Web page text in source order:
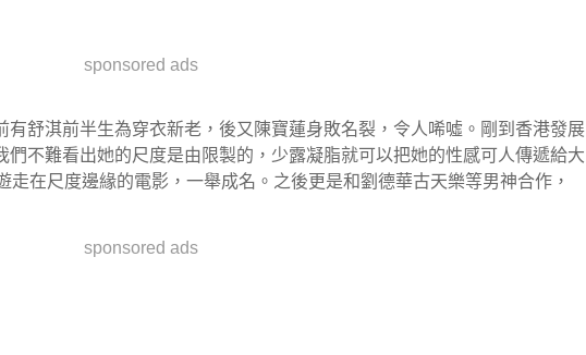
sponsored ads
有舒淇前半生為穿衣新老，後又陳寶蓮身敗名裂，令人唏噓。剛到香港發展
不難看出她的尺度是由限製的，少露凝脂就可以把她的性感可人傳遞給大
在尺度邊緣的電影，一舉成名。之後更是和劉德華古天樂等男神合作，
sponsored ads